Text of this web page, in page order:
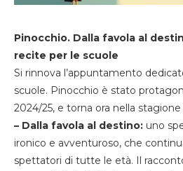
Pinocchio. Dalla favola al
recite per le scuole
Si rinnova l’appuntamento
scuole. Pinocchio è stato
2024/25, e torna ora nella
– Dalla favola al destino: uno
ironico e avventuroso, che
spettatori di tutte le età. Il